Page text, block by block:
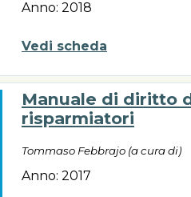
Anno: 2018
Vedi scheda
Manuale di diritto
risparmiatori
Tommaso Febbrajo (a cura di)
Anno: 2017